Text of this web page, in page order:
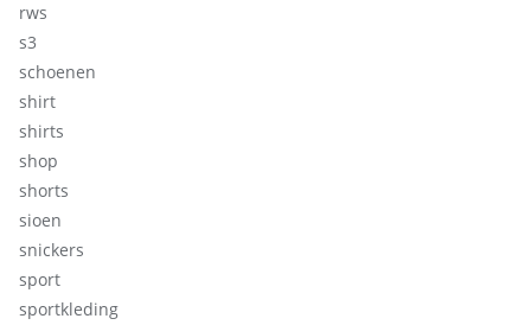
rws
s3
schoenen
shirt
shirts
shop
shorts
sioen
snickers
sport
sportkleding